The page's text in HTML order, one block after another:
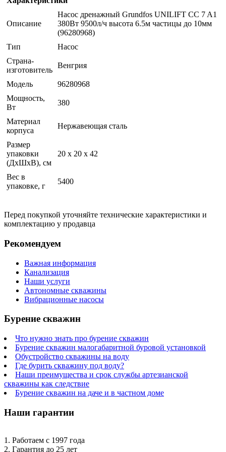
Описание
Насос дренажный Grundfos UNILIFT CC 7 A1
380Вт 9500л/ч высота 6.5м частицы до 10мм
(96280968)
Тип
Насос
Страна-
изготовитель
Венгрия
Модель
96280968
Мощность,
Вт
380
Материал
корпуса
Нержавеющая сталь
Размер
упаковки
(ДхШхВ), см
20 x 20 x 42
Вес в
упаковке, г
5400
Перед покупкой уточняйте технические характеристики и
комплектацию у продавца
Рекомендуем
Важная информация
Канализация
Наши услуги
Автономные скважины
Вибрационные насосы
Бурение скважин
Что нужно знать про бурение скважин
Бурение скважин малогабаритной буровой установкой
Обустройство скважины на воду
Где бурить скважину под воду?
Наши преимущества и срок службы артезианской
скважины как следствие
Бурение скважин на даче и в частном доме
Наши гарантии
1. Работаем с 1997 года
2. Гарантия до 25 лет